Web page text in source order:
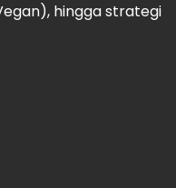
hingga strategi